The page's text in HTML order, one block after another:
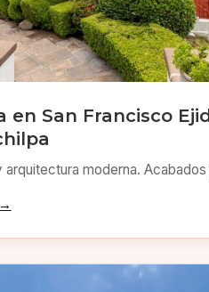
en San Francisco
moderna. Acabados